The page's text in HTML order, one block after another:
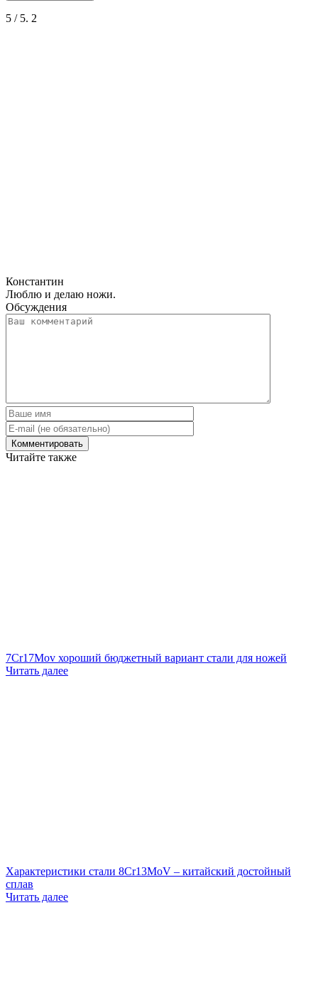
5 / 5. 2
Константин
Люблю и делаю ножи.
Обсуждения
Читайте также
7Cr17Mov хороший бюджетный вариант стали для ножей
Читать далее
Характеристики стали 8Cr13MoV – китайский достойный
сплав
Читать далее